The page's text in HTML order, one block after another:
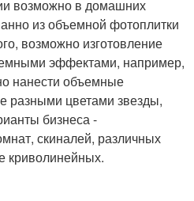
возможно в домашних
из объемной фотоплитки
возможно изготовление
эффектами, например,
нанести объемные
цветами звезды,
бизнеса -
скиналей, различных
криволинейных.